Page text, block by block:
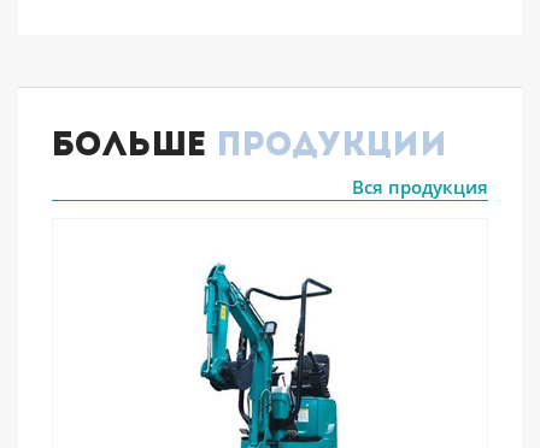
Больше продукции
Вся продукция